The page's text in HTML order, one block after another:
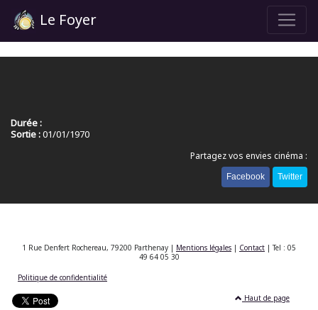
Le Foyer
Durée :
Sortie :01/01/1970
Partagez vos envies cinéma :
Facebook Twitter
1 Rue Denfert Rochereau, 79200 Parthenay | Mentions légales | Contact | Tel : 05
49 64 05 30
Politique de confidentialité
Haut de page